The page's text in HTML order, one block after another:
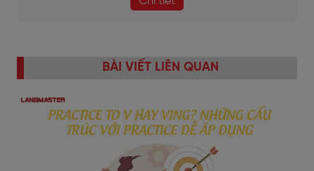
BÀI VIẾT LIÊN QUAN